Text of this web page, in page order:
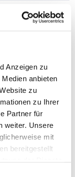
Anzeigen zu
anbieten
zu
zu Ihrer
Partner für
weiter. Unsere
mit
bereitgestellt
Award - ZFV
zu den
Firmen
den Besten